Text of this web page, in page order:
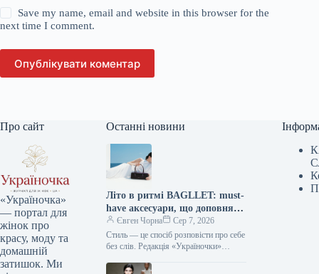
Save my name, email and website in this browser for the
next time I comment.
Опублікувати коментар
Про сайт
«Україночка»
— портал для
жінок про
красу, моду та
домашній
затишок. Ми
Останні новини
Літо в ритмі BAGLLET: must-
have аксесуари, що доповнять
твій фешн-образ
Євген Чорна
Сер 7, 2026
Стиль — це спосіб розповісти про себе
без слів. Редакція «Україночки»
тенденціями, і сьогодні ми